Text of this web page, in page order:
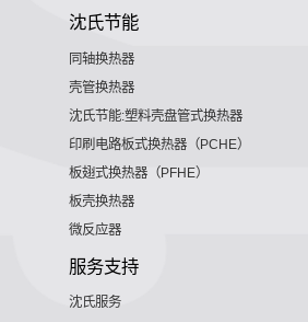
沈氏节能
同轴换热器
壳管换热器
沈氏节能:塑料壳盘管式换热器
印刷电路板式换热器（PCHE）
板翅式换热器（PFHE）
板壳换热器
微反应器
服务支持
沈氏服务